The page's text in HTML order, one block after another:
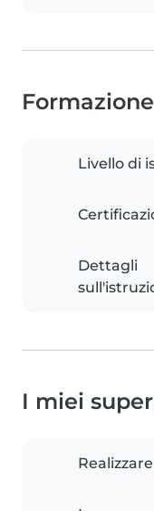
Livello di
Dettagli
I miei